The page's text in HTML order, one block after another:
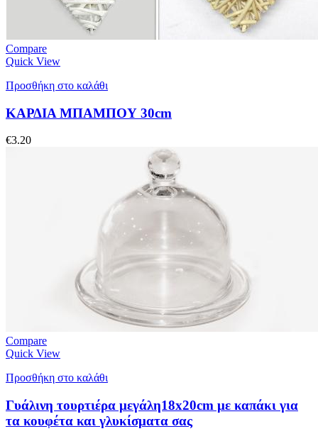
Compare
Quick View
Προσθήκη στο καλάθι
ΚΑΡΔΙΑ ΜΠΑΜΠΟΥ 30cm
€3.20
Compare
Quick View
Προσθήκη στο καλάθι
Γυάλινη τουρτιέρα μεγάλη18x20cm με καπάκι για
τα κουφέτα και γλυκίσματα σας